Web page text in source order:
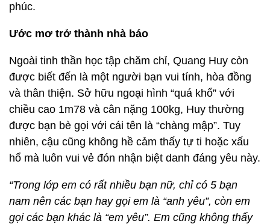
phúc.
Ước mơ trở thành nhà báo
Ngoài tinh thần học tập chăm chỉ, Quang Huy còn
được biết đến là một người bạn vui tính, hòa đồng
và thân thiện. Sở hữu ngoại hình “quá khổ” với
chiều cao 1m78 và cân nặng 100kg, Huy thường
được bạn bè gọi với cái tên là “chàng mập”. Tuy
nhiên, cậu cũng không hề cảm thấy tự ti hoặc xấu
hổ mà luôn vui vẻ đón nhận biệt danh đáng yêu này.
“Trong lớp em có rất nhiều bạn nữ, chỉ có 5 bạn
nam nên các bạn hay gọi em là “anh yêu”, còn em
gọi các bạn khác là “em yêu”. Em cũng không thấy